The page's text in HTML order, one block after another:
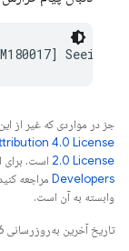
جز در مواردی که غیر از
4.0 License
2.0 License است. برای
Developers‏
وابسته به آن است.
تاریخ آخرین به‌روزرسانی 2026-08-04 به‌وقت ساعت هماهنگ جهانی.